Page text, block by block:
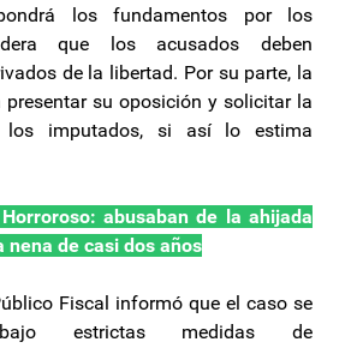
los fundamentos por los
que los acusados deben
de la libertad. Por su parte, la
presentar su oposición y solicitar la
los imputados, si así lo estima
Horroroso: abusaban de la ahijada
nena de casi dos años
Fiscal informó que el caso se
estrictas medidas de